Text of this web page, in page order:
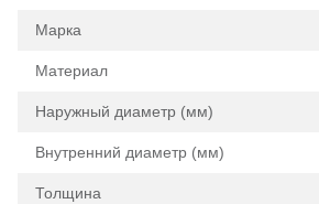
Марка
Материал
Наружный диаметр (мм)
Внутренний диаметр (мм)
Толщина